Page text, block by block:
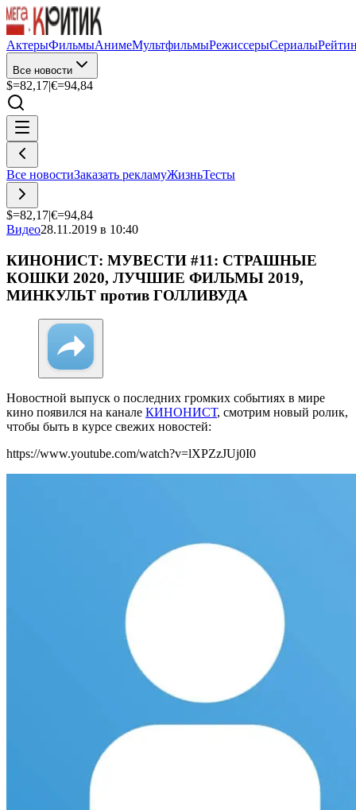
АктерыФильмыАнимеМультфильмыРежиссерыСериалы
Все новости
$=82,17|€=94,84
Все новостиЗаказать рекламуЖизньТесты
$=82,17|€=94,84
Видео28.11.2019 в 10:40
КИНОНИСТ: МУВЕСТИ #11: СТРАШНЫЕ
КОШКИ 2020, ЛУЧШИЕ ФИЛЬМЫ 2019,
МИНКУЛЬТ против ГОЛЛИВУДА
Новостной выпуск о последних громких событиях в мире
кино появился на канале КИНОНИСТ, смотрим новый ролик,
чтобы быть в курсе свежих новостей:
https://www.youtube.com/watch?v=lXPZzJUj0I0